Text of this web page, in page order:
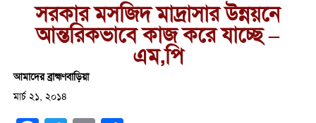
সরকার মসজিদ মাদ্রাসার উন্নয়নে
আন্তরিকভাবে কাজ করে যাচ্ছে –
এম,পি
আমাদের ব্রাহ্মণবাড়িয়া
মার্চ ২১, ২০১৪